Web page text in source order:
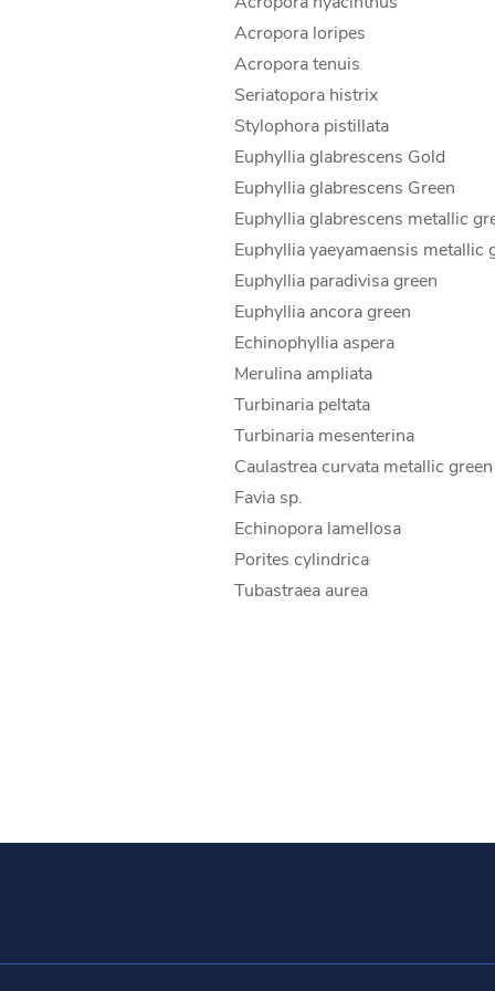
Acropora loripes
Acropora tenuis
Seriatopora histrix
Stylophora pistillata
Euphyllia glabrescens Gold
Euphyllia glabrescens Green
Euphyllia glabrescens metallic
Euphyllia yaeyamaensis metallic
Euphyllia paradivisa green
Euphyllia ancora green
Echinophyllia aspera
Merulina ampliata
Turbinaria peltata
Turbinaria mesenterina
Caulastrea curvata metallic green
Favia sp.
Echinopora lamellosa
Porites cylindrica
Tubastraea aurea